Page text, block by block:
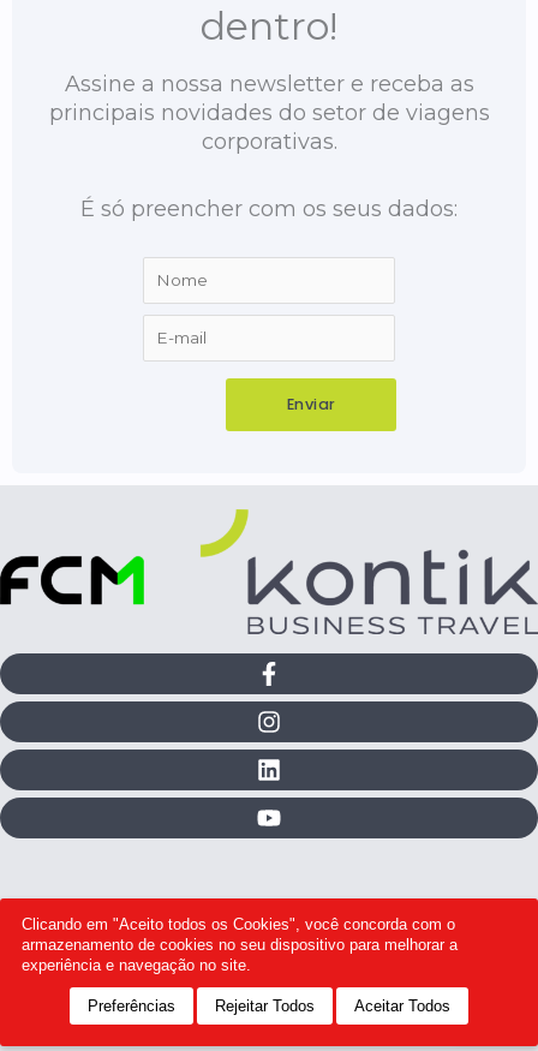
dentro!
Assine a nossa newsletter e receba as
principais novidades do setor de viagens
corporativas.
É só preencher com os seus dados:
® Kontik – Todos os Direitos reservados.
Desenvolvido por Ivoire
Clicando em "Aceito todos os Cookies", você concorda com o
armazenamento de cookies no seu dispositivo para melhorar a
experiência e navegação no site.
Preferências Rejeitar Todos Aceitar Todos